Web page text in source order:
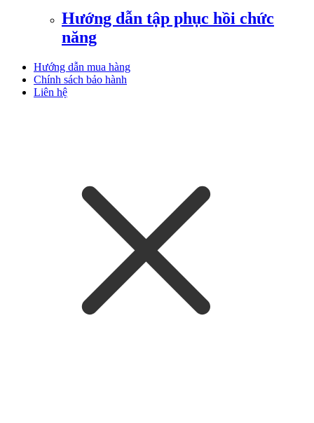
Hướng dẫn tập phục hồi chức
năng
Hướng dẫn mua hàng
Chính sách bảo hành
Liên hệ